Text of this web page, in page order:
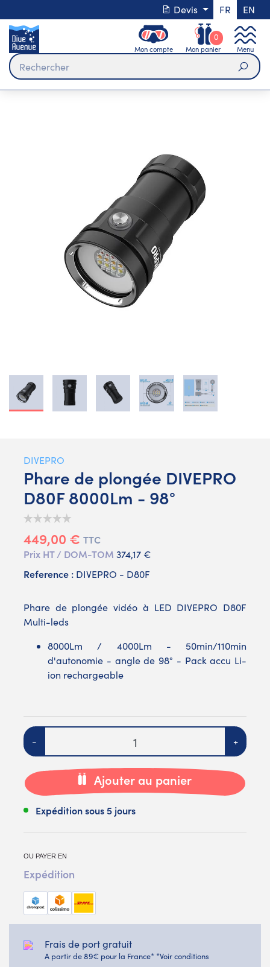
Devis FR EN
Mon compte Mon panier
0
Menu
DIVEPRO
Phare de plongée DIVEPRO
D80F 8000Lm - 98°
449,00 € TTC
Prix HT / DOM-TOM 374,17 €
Reference : DIVEPRO - D80F
Phare de plongée vidéo à LED DIVEPRO D80F
Multi-leds
8000Lm / 4000Lm - 50min/110min
d'autonomie - angle de 98° - Pack accu Li-
ion rechargeable
Quantité
- +
Ajouter au panier
Expédition sous 5 jours
OU PAYER EN
Expédition
Frais de port gratuit
A partir de 89€ pour la France* *Voir conditions